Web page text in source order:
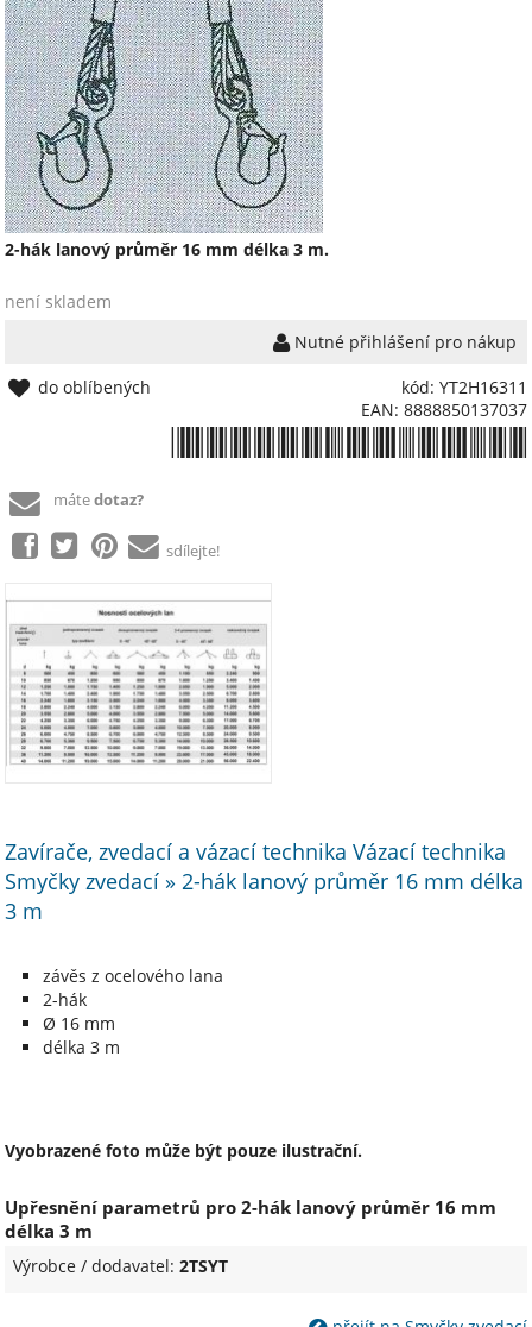
2-hák lanový průměr 16 mm délka 3 m.
není skladem
Nutné přihlášení pro nákup
kód: YT2H16311
EAN: 8888850137037
do oblíbených
mátedotaz?
sdílejte!
Zavírače, zvedací a vázací technika Vázací technika
Smyčky zvedací » 2-hák lanový průměr 16 mm délka
3 m
závěs z ocelového lana
2-hák
Ø 16 mm
délka 3 m
Vyobrazené foto může být pouze ilustrační.
Upřesnění parametrů pro 2-hák lanový průměr 16 mm
délka 3 m
Výrobce / dodavatel:2TSYT